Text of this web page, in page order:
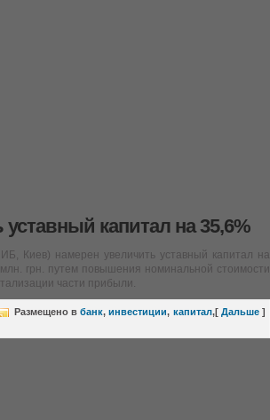
капитал на 35,6%
Киев) намерен увеличить уставный капитал на
грн. путем повышения номинальной стоимости
части прибыли.
[Дальше ]
Размещено вбанк,инвестиции, капитал,